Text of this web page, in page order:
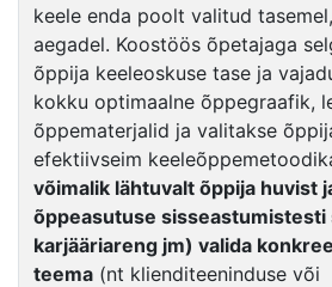
keele enda poolt valitud
aegadel. Koostöös õpetajaga
õppija keeleoskuse tase ja
kokku optimaalne õppegraafik,
õppematerjalid ja valitakse
efektiivseim
võimalik lähtuvalt õppija huvist
õppeasutuse sisseastumistesti
karjääriareng jm) valida
teema (nt klienditeeninduse või